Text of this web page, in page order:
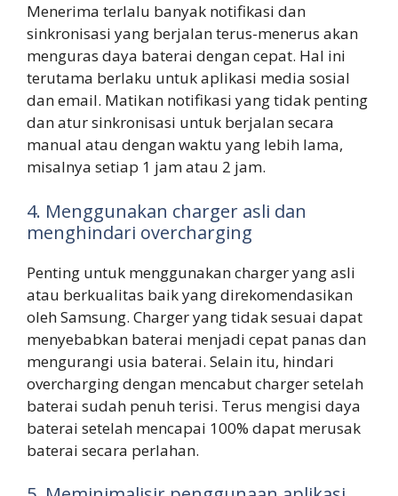
Menerima terlalu banyak notifikasi dan
sinkronisasi yang berjalan terus-menerus akan
menguras daya baterai dengan cepat. Hal ini
terutama berlaku untuk aplikasi media sosial
dan email. Matikan notifikasi yang tidak penting
dan atur sinkronisasi untuk berjalan secara
manual atau dengan waktu yang lebih lama,
misalnya setiap 1 jam atau 2 jam.
4. Menggunakan charger asli dan
menghindari overcharging
Penting untuk menggunakan charger yang asli
atau berkualitas baik yang direkomendasikan
oleh Samsung. Charger yang tidak sesuai dapat
menyebabkan baterai menjadi cepat panas dan
mengurangi usia baterai. Selain itu, hindari
overcharging dengan mencabut charger setelah
baterai sudah penuh terisi. Terus mengisi daya
baterai setelah mencapai 100% dapat merusak
baterai secara perlahan.